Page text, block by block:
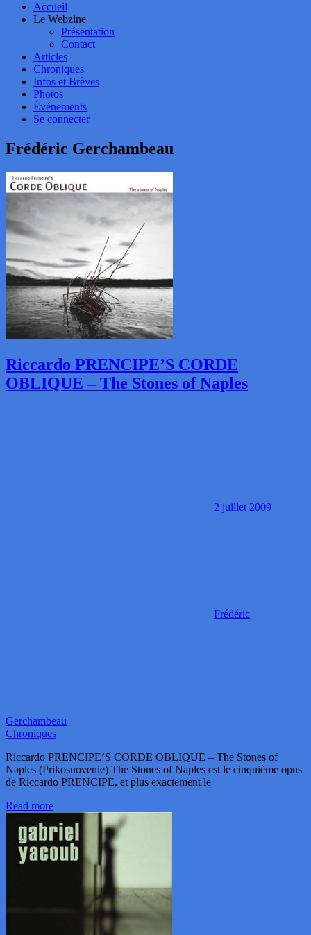
Accueil
Le Webzine
Présentation
Contact
Articles
Chroniques
Infos et Brèves
Photos
Événements
Se connecter
Frédéric Gerchambeau
Riccardo PRENCIPE’S CORDE
OBLIQUE – The Stones of Naples
2 juillet 2009
Frédéric
Gerchambeau
Chroniques
Riccardo PRENCIPE’S CORDE OBLIQUE – The Stones of
Naples (Prikosnovenie) The Stones of Naples est le cinquième opus
de Riccardo PRENCIPE, et plus exactement le
Read more